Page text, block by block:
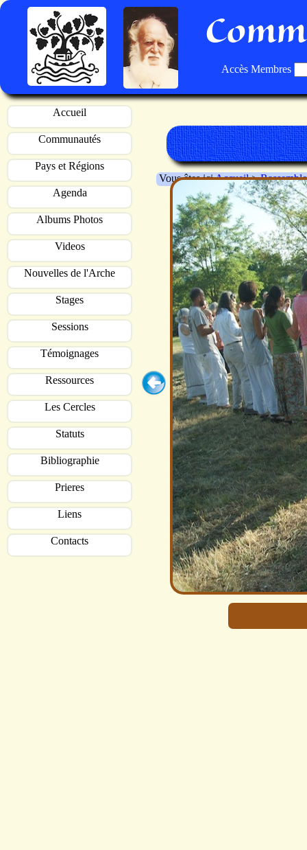
Accès Membres
Accueil
Communautés
Pays et Régions
Agenda
Albums Photos
Videos
Nouvelles de l'Arche
Stages
Sessions
Témoignages
Ressources
Les Cercles
Statuts
Bibliographie
Prieres
Liens
Contacts
Vous êtes iciAccueil>